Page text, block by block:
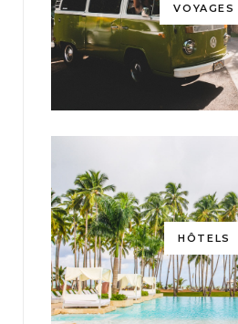
VOYAGES
HÔTELS